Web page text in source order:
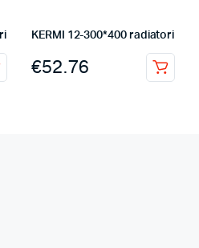
KERMI 12-300*400 radiatori
€52.76